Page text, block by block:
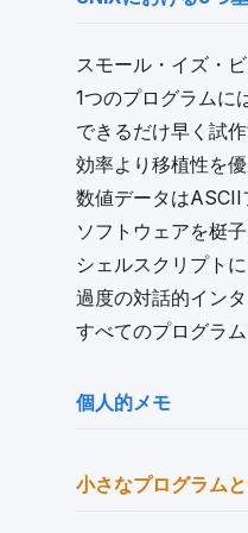
スモール・イズ・
1つのプログラムに
できるだけ早く試
効率より移植性を
数値データはASCII
ソフトウェアを梃
シェルスクリプト
過度の対話的イン
すべてのプログラ
個人的メモ
小さなプログラム